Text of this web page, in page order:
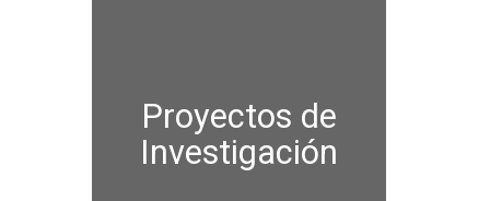
Proyectos de
Investigación